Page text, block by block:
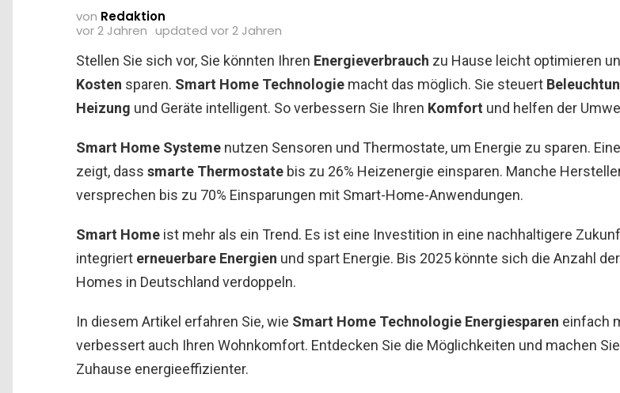
von Redaktion
vor 2 Jahren updated vor 2 Jahren
Stellen Sie sich vor, Sie könnten Ihren Energieverbrauch zu Hause leicht optimieren
Kosten sparen. Smart Home Technologie macht das möglich. Sie steuert
Heizung und Geräte intelligent. So verbessern Sie Ihren Komfort und helfen der
Smart Home Systeme nutzen Sensoren und Thermostate, um Energie zu sparen.
zeigt, dass smarte Thermostate bis zu 26% Heizenergie einsparen. Manche
versprechen bis zu 70% Einsparungen mit Smart-Home-Anwendungen.
Smart Home ist mehr als ein Trend. Es ist eine Investition in eine nachhaltigere
integriert erneuerbare Energien und spart Energie. Bis 2025 könnte sich die Anzahl
Homes in Deutschland verdoppeln.
In diesem Artikel erfahren Sie, wie Smart Home Technologie Energiesparen einfach
verbessert auch Ihren Wohnkomfort. Entdecken Sie die Möglichkeiten und machen
Zuhause energieeffizienter.